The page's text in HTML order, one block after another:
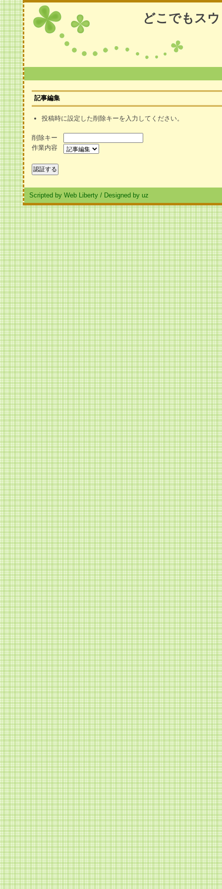
どこでもス
記事編集
投稿時に設定した削除キーを入力してください。
削除キー
作業内容
Scripted by Web Liberty / Designed by uz